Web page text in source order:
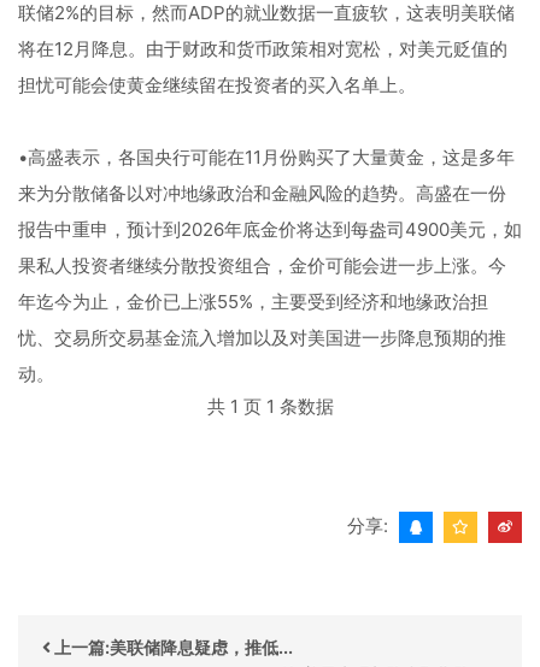
联储2%的目标，然而ADP的就业数据一直疲软，这表明美联储
将在12月降息。由于财政和货币政策相对宽松，对美元贬值的
担忧可能会使黄金继续留在投资者的买入名单上。
•高盛表示，各国央行可能在11月份购买了大量黄金，这是多年
来为分散储备以对冲地缘政治和金融风险的趋势。高盛在一份
报告中重申，预计到2026年底金价将达到每盎司4900美元，如
果私人投资者继续分散投资组合，金价可能会进一步上涨。今
年迄今为止，金价已上涨55%，主要受到经济和地缘政治担
忧、交易所交易基金流入增加以及对美国进一步降息预期的推
动。
共 1 页 1 条数据
分享:
上一篇:美联储降息疑虑，推低...